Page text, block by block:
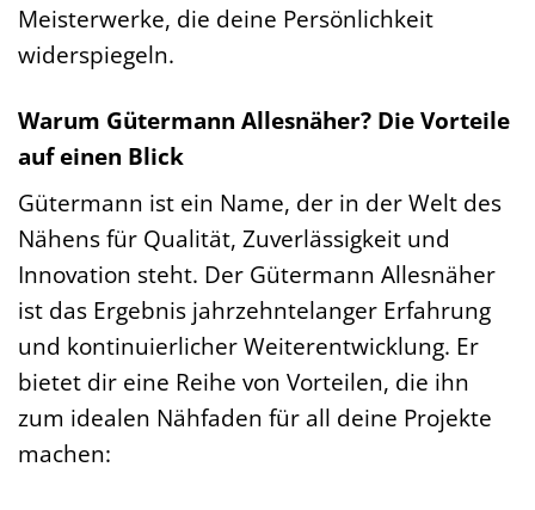
Meisterwerke, die deine Persönlichkeit
widerspiegeln.
Warum Gütermann Allesnäher? Die Vorteile
auf einen Blick
Gütermann ist ein Name, der in der Welt des
Nähens für Qualität, Zuverlässigkeit und
Innovation steht. Der Gütermann Allesnäher
ist das Ergebnis jahrzehntelanger Erfahrung
und kontinuierlicher Weiterentwicklung. Er
bietet dir eine Reihe von Vorteilen, die ihn
zum idealen Nähfaden für all deine Projekte
machen: